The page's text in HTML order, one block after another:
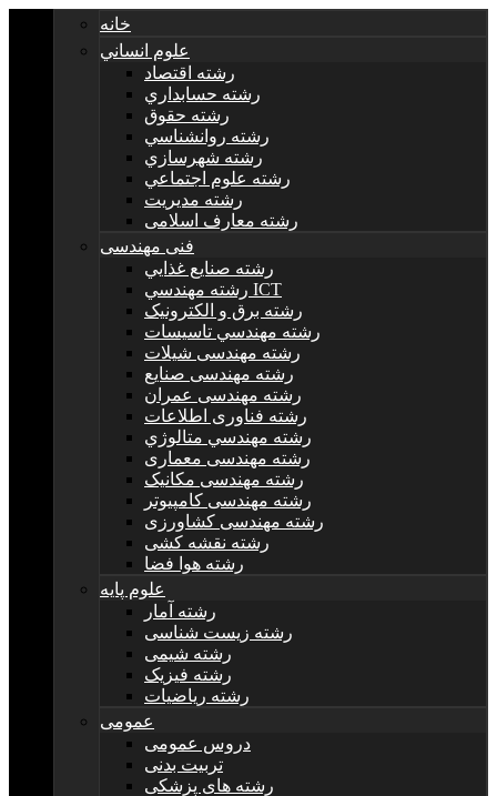
خانه
علوم انساني
رشته اقتصاد
رشته حسابداري
رشته حقوق
رشته روانشناسي
رشته شهرسازي
رشته علوم اجتماعي
رشته مديريت
رشته معارف اسلامی
فنی مهندسی
رشته صنايع غذايي
رشته مهندسي ICT
رشته برق و الکترونيک
رشته مهندسي تاسيسات
رشته مهندسی شیلات
رشته مهندسی صنایع
رشته مهندسی عمران
رشته فناوری اطلاعات
رشته مهندسي متالوژي
رشته مهندسی معماری
رشته مهندسی مکانیک
رشته مهندسی کامپیوتر
رشته مهندسی کشاورزی
رشته نقشه کشی
رشته هوا فضا
علوم پایه
رشته آمار
رشته زیست شناسی
رشته شیمی
رشته فیزیک
رشته ریاضیات
عمومی
دروس عمومی
تربیت بدنی
رشته های پزشکی